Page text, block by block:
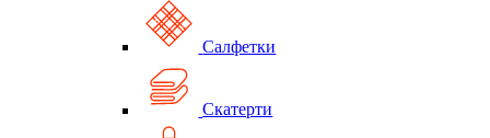
Салфетки
Скатерти